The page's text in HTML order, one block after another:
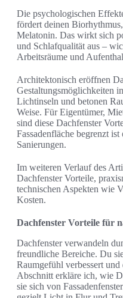
Die psychologischen
fördert deinen
Melatonin. Das wirkt sich
und Schlafqualität aus –
Arbeitsräume und
Architektonisch eröffnen
Gestaltungsmöglichkeiten
Lichtinseln und betonen
Weise. Für Eigentümer,
sind diese Dachfenster
Fassadenfläche begrenzt
Sanierungen.
Im weiteren Verlauf des
Dachfenster Vorteile,
technischen Aspekten wie
Kosten.
Dachfenster Vorteile für
Dachfenster verwandeln
freundliche Bereiche. Du
Raumgefühl verbessert
Abschnitt erkläre ich, wie
sie sich von